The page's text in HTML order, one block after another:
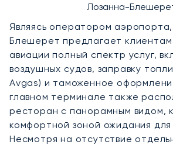
Лозанна-
Являясь оператором
Блешерет предлагает
авиации полный спектр услуг,
воздушных судов, заправку
Avgas) и таможенное
главном терминале также
ресторан с панорамным видом,
комфортной зоной ожидания
Несмотря на отсутствие